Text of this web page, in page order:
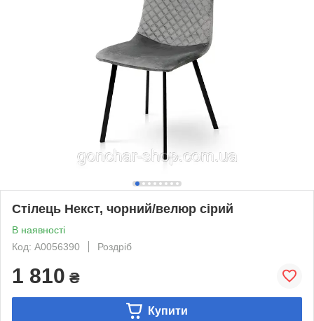
Стілець Некст, чорний/велюр сірий
В наявності
Код: А0056390
Роздріб
1 810 ₴
Купити